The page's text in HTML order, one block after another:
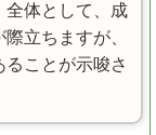
全体として、成
立ちますが、
ことが示唆さ